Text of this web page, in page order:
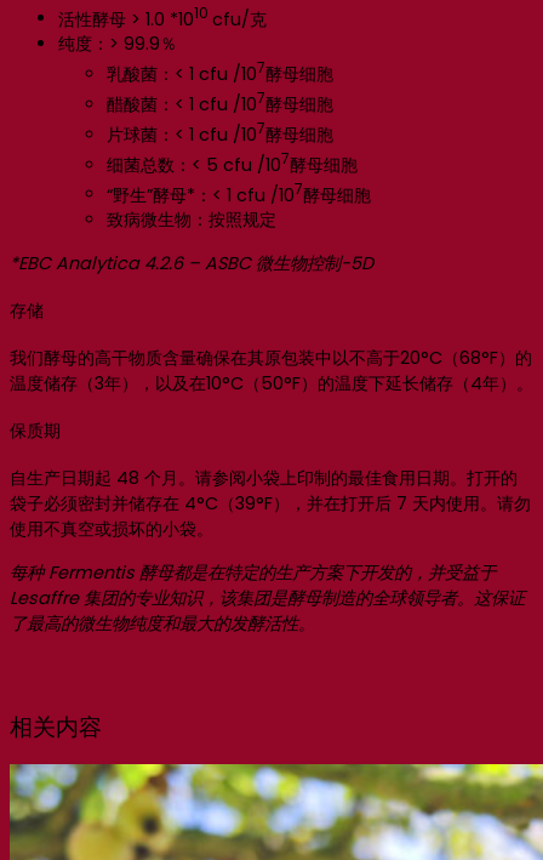
活性酵母 > 1.0 *1010 cfu/克
纯度：> 99.9％
乳酸菌：< 1 cfu /107酵母细胞
醋酸菌：< 1 cfu /107酵母细胞
片球菌：< 1 cfu /107酵母细胞
细菌总数：< 5 cfu /107酵母细胞
“野生”酵母*：< 1 cfu /107酵母细胞
致病微生物：按照规定
*EBC Analytica 4.2.6 – ASBC 微生物控制-5D
存储
我们酵母的高干物质含量确保在其原包装中以不高于20°C（68°F）的
温度储存（3年），以及在10°C（50°F）的温度下延长储存（4年）。
保质期
自生产日期起 48 个月。请参阅小袋上印制的最佳食用日期。打开的
袋子必须密封并储存在 4°C（39°F），并在打开后 7 天内使用。请勿
使用不真空或损坏的小袋。
每种 Fermentis 酵母都是在特定的生产方案下开发的，并受益于
Lesaffre 集团的专业知识，该集团是酵母制造的全球领导者。这保证
了最高的微生物纯度和最大的发酵活性。
相关内容